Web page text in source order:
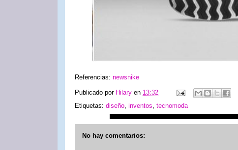
Referencias: newsnike
Publicado por Hilary en 13:32
Etiquetas: diseño, inventos, tecnomoda
No hay comentarios: